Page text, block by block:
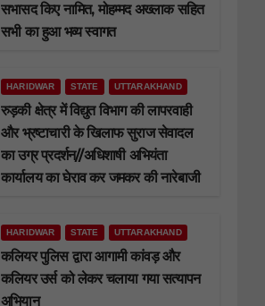
सभासद किए नामित, मोहम्मद अख्लाक सहित
सभी का हुआ भव्य स्वागत
HARIDWAR STATE UTTARAKHAND
रुड़की क्षेत्र में विद्युत विभाग की लापरवाही
और भ्रष्टाचारी के खिलाफ सुराज सेवादल
का उग्र प्रदर्शन//अधिशाषी अभियंता
कार्यालय का घेराव कर जमकर की नारेबाजी
HARIDWAR STATE UTTARAKHAND
कलियर पुलिस द्वारा आगामी कांवड़ और
कलियर उर्स को लेकर चलाया गया सत्यापन
अभियान